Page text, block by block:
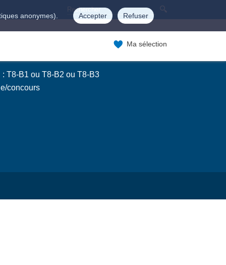
anonymes). Accepter Refuser
Ma sélection
: T8-B1 ou T8-B2 ou T8-B3
concours